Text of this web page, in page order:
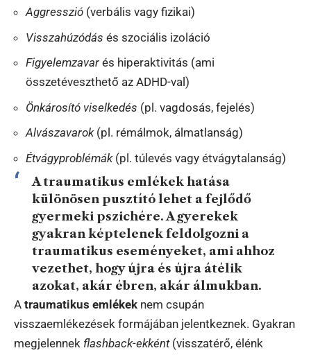
Aggresszió (verbális vagy fizikai)
Visszahúzódás és szociális izoláció
Figyelemzavar és hiperaktivitás (ami
összetéveszthető az ADHD-val)
Önkárosító viselkedés (pl. vagdosás, fejelés)
Alvászavarok(pl. rémálmok, álmatlanság)
Étvágyproblémák(pl. túlevés vagy étvágytalanság)
A traumatikus emlékek hatása
különösen pusztító lehet a fejlődő
gyermeki pszichére. A gyerekek
gyakran képtelenek feldolgozni a
traumatikus eseményeket, ami ahhoz
vezethet, hogy újra és újra átélik
azokat, akár ébren, akár álmukban.
A traumatikus emlékek nem csupán
visszaemlékezések formájában jelentkeznek. Gyakran
megjelennek flashback-ekként(visszatérő, élénk